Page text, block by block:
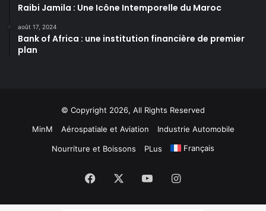
Raibi Jamila : Une Icône Intemporelle du Maroc
août 17, 2024
Bank of Africa : une institution financière de premier
plan
© Copyright 2026, All Rights Reserved
MinM
Aérospatiale et Aviation Industrie Automobile
Nourriture et Boissons PLus Français
Facebook YouTubeInstagram